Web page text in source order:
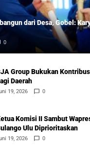
dari Desa, Gobel:
0
Group Bukukan
Daerah
19, 2026 0
Komisi II Sambut
Ulu Diprioritaskan
19, 2026 0